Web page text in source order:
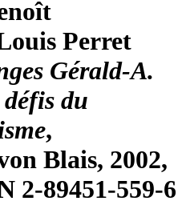
Perret
Gérald-A.
du
,
Blais, 2002,
2-89451-559-6